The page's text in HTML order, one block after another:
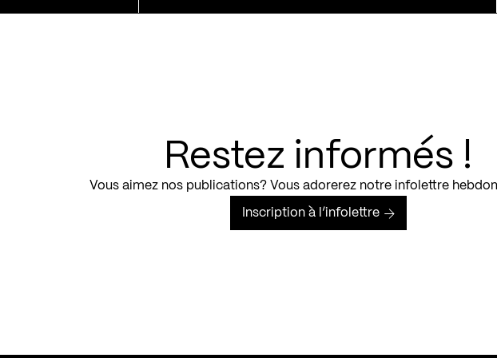
Restez informés !
Vous aimez nos publications? Vous adorerez notre infolettre
Inscription à l’infolettre